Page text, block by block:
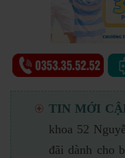
TIN MỚI
khoa 52
đãi dành cho